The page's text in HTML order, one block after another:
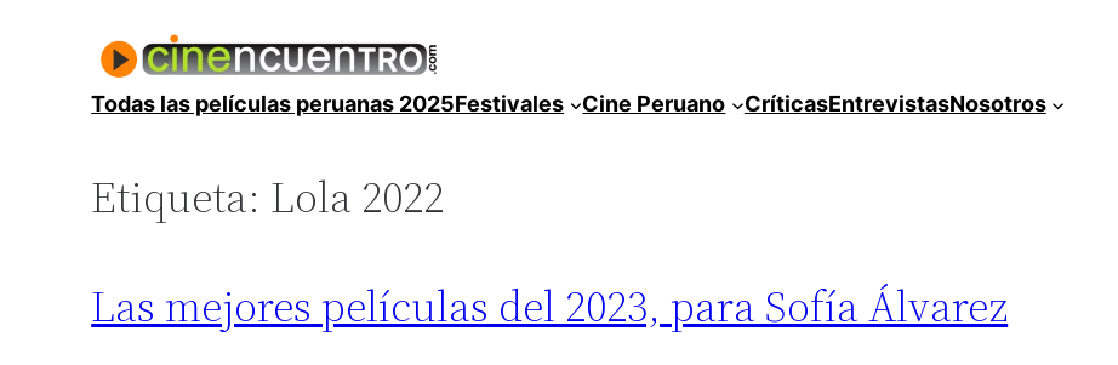
contenidoTodas las películas peruanas 2025Festivales Cine Peruano CríticasEntrevistasNosotros
Etiqueta: Lola 2022
Las mejores películas del 2023, para Sofía Álvarez